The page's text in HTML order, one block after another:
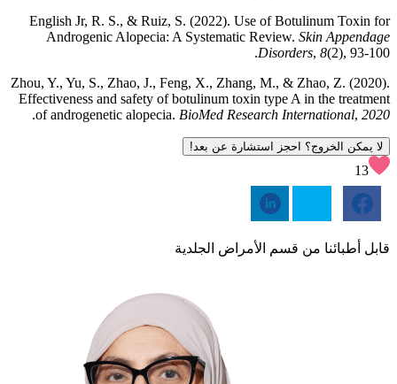
English Jr, R. S., & Ruiz, S. (2022). Use of Botulinum Toxin for
Androgenic Alopecia: A Systematic Review. Skin Appendage
Disorders, 8(2), 93-100.
Zhou, Y., Yu, S., Zhao, J., Feng, X., Zhang, M., & Zhao, Z. (2020).
Effectiveness and safety of botulinum toxin type A in the treatment
of androgenetic alopecia. BioMed Research International, 2020
.
لا يمكن الخروج؟ احجز استشارة عن بعد!
13
قابل أطبائنا من قسم الأمراض الجلدية